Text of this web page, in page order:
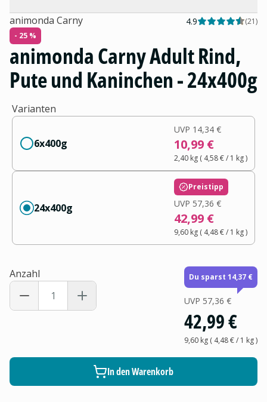
animonda Carny 4.9 (21)
- 25 %
animonda Carny Adult Rind,
Pute und Kaninchen - 24x400g
Varianten
6x400g
UVP 14,34 €
10,99 €
2,40 kg( 4,58 €/ 1 kg)
24x400g
Preistipp
UVP 57,36 €
42,99 €
9,60 kg( 4,48 €/ 1 kg)
Anzahl Du sparst 14,37 €
UVP 57,36 €
42,99 €
9,60 kg( 4,48 €/ 1 kg)
In den Warenkorb